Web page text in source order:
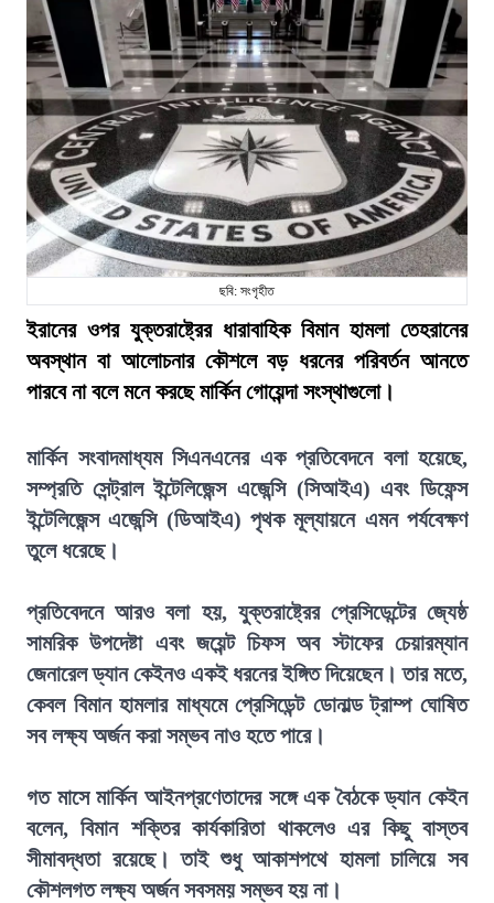
ছবি: সংগৃহীত
ইরানের ওপর যুক্তরাষ্ট্রের ধারাবাহিক বিমান হামলা তেহরানের
অবস্থান বা আলোচনার কৌশলে বড় ধরনের পরিবর্তন আনতে
পারবে না বলে মনে করছে মার্কিন গোয়েন্দা সংস্থাগুলো।
মার্কিন সংবাদমাধ্যম সিএনএনের এক প্রতিবেদনে বলা হয়েছে,
সম্প্রতি সেন্ট্রাল ইন্টেলিজেন্স এজেন্সি (সিআইএ) এবং ডিফেন্স
ইন্টেলিজেন্স এজেন্সি (ডিআইএ) পৃথক মূল্যায়নে এমন পর্যবেক্ষণ
তুলে ধরেছে।
প্রতিবেদনে আরও বলা হয়, যুক্তরাষ্ট্রের প্রেসিডেন্টের জ্যেষ্ঠ
সামরিক উপদেষ্টা এবং জয়েন্ট চিফস অব স্টাফের চেয়ারম্যান
জেনারেল ড্যান কেইনও একই ধরনের ইঙ্গিত দিয়েছেন। তার মতে,
কেবল বিমান হামলার মাধ্যমে প্রেসিডেন্ট ডোনাল্ড ট্রাম্প ঘোষিত
সব লক্ষ্য অর্জন করা সম্ভব নাও হতে পারে।
গত মাসে মার্কিন আইনপ্রণেতাদের সঙ্গে এক বৈঠকে ড্যান কেইন
বলেন, বিমান শক্তির কার্যকারিতা থাকলেও এর কিছু বাস্তব
সীমাবদ্ধতা রয়েছে। তাই শুধু আকাশপথে হামলা চালিয়ে সব
কৌশলগত লক্ষ্য অর্জন সবসময় সম্ভব হয় না।